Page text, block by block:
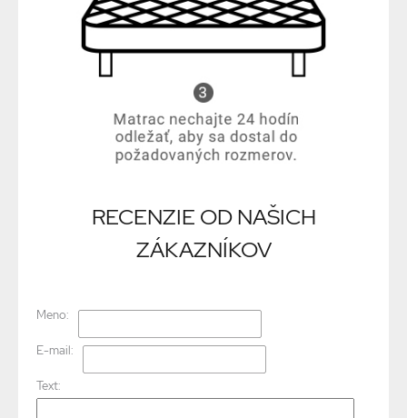
RECENZIE OD NAŠICH
ZÁKAZNÍKOV
Meno:
E-mail:
Text: